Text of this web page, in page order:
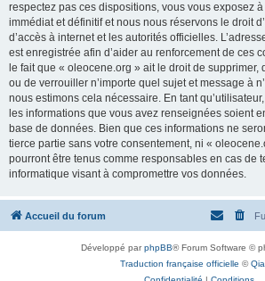
respectez pas ces dispositions, vous vous exposez
immédiat et définitif et nous nous réservons le droit
d’accès à internet et les autorités officielles.
est enregistrée afin d’aider au renforcement de ces
le fait que « oleocene.org » ait le droit de supprimer,
ou de verrouiller n’importe quel sujet et message à
nous estimons cela nécessaire. En tant
les informations que vous avez renseignées soient
base de données. Bien que ces informations ne
tierce partie sans votre consentement, ni «
pourront être tenus comme responsables en cas de
informatique visant à compromettre vos données.
Accueil du forum
Développé parphpBB® Forum Software ©
Traduction française officielle ©